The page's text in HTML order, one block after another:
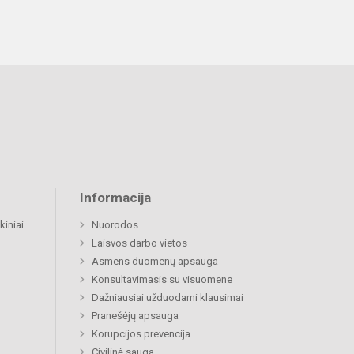
Informacija
Nuorodos
Laisvos darbo vietos
Asmens duomenų apsauga
Konsultavimasis su visuomene
Dažniausiai užduodami klausimai
Pranešėjų apsauga
Korupcijos prevencija